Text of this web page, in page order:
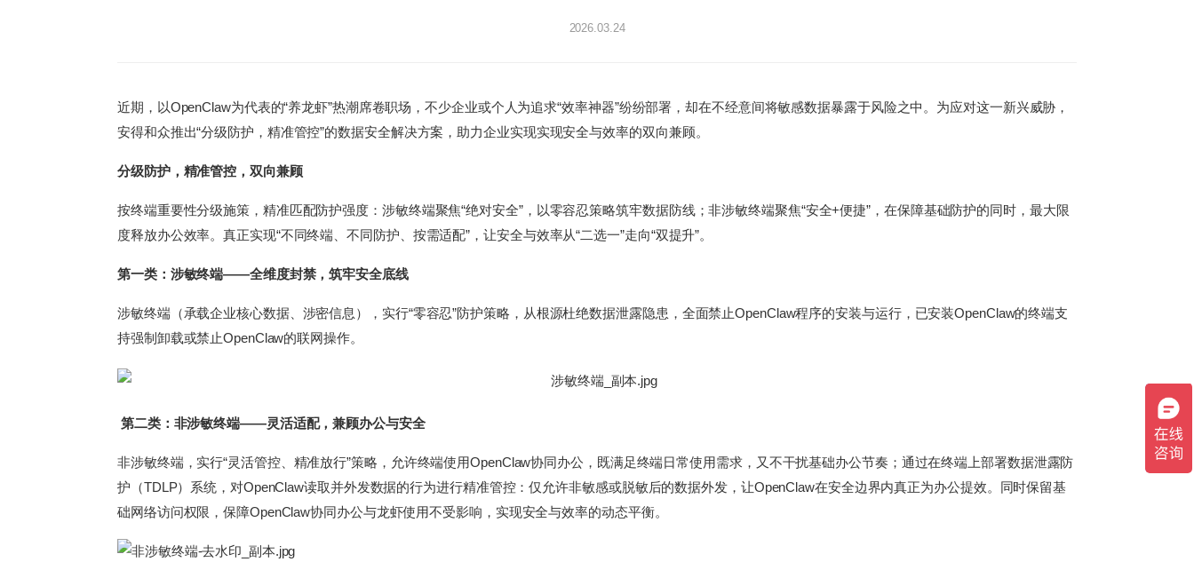
2026.03.24
近期，以OpenClaw为代表的“养龙虾”热潮席卷职场，不少企业或个人为追求“效率神器”纷纷部署，却在不经意间将敏感数据暴露于风险之中。为应对这一新兴威胁，
安得和众推出“分级防护，精准管控”的数据安全解决方案，助力企业实现实现安全与效率的双向兼顾。
分级防护，精准管控，双向兼顾
按终端重要性分级施策，精准匹配防护强度：涉敏终端聚焦“绝对安全”，以零容忍策略筑牢数据防线；非涉敏终端聚焦“安全+便捷”，在保障基础防护的同时，最大限
度释放办公效率。真正实现“不同终端、不同防护、按需适配”，让安全与效率从“二选一”走向“双提升”。
第一类：涉敏终端——全维度封禁，筑牢安全底线
涉敏终端（承载企业核心数据、涉密信息），实行“零容忍”防护策略，从根源杜绝数据泄露隐患，全面禁止OpenClaw程序的安装与运行，已安装OpenClaw的终端支
持强制卸载或禁止OpenClaw的联网操作。
第二类：非涉敏终端——灵活适配，兼顾办公与安全
非涉敏终端，实行“灵活管控、精准放行”策略，允许终端使用OpenClaw协同办公，既满足终端日常使用需求，又不干扰基础办公节奏；通过在终端上部署数据泄露防
护（TDLP）系统，对OpenClaw读取并外发数据的行为进行精准管控：仅允许非敏感或脱敏后的数据外发，让OpenClaw在安全边界内真正为办公提效。同时保留基
础网络访问权限，保障OpenClaw协同办公与龙虾使用不受影响，实现安全与效率的动态平衡。